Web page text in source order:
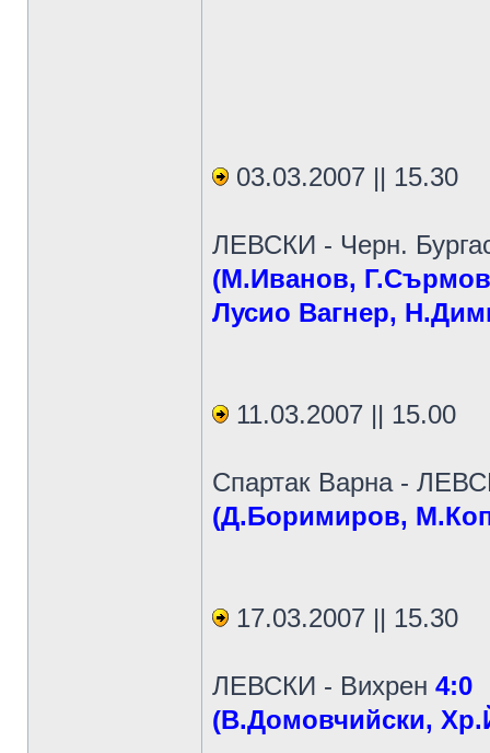
03.03.2007 || 15.30
ЛЕВСКИ - Черн.
(M.Иванов,
Лусио Вагнер,
11.03.2007 || 15.00
Спартак Варна -
(Д.Боримиров,
17.03.2007 || 15.30
ЛЕВСКИ - Вихрен 4:0
(В.Домовчийски,